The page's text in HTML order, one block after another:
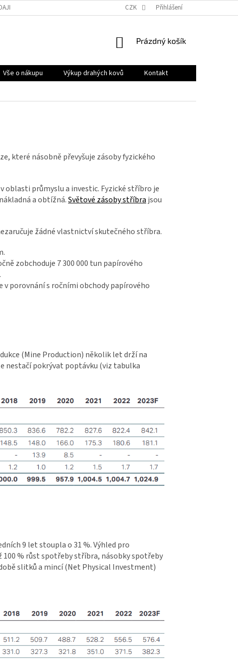
PRODÁVANÉ ZNAČKY
CZK Přihlášení
NÁKUPNÍ
Prázdný košík
Vše o nákupu Výkup drahých kovů
Kontakt
které násobně převyšuje zásoby fyzického
oblasti průmyslu a investic. Fyzické stříbro je
a obtížná.Světové zásoby stříbra jsou
žádné vlastnictví skutečného stříbra.
zobchoduje 7 300 000 tun papírového
v porovnání s ročními obchody papírového
(Mine Production) několik let drží na
nestačí pokrývat poptávku (viz tabulka
9 let stoupla o 31 %. Výhled pro
% růst spotřeby stříbra, násobky spotřeby
slitků a mincí (Net Physical Investment)